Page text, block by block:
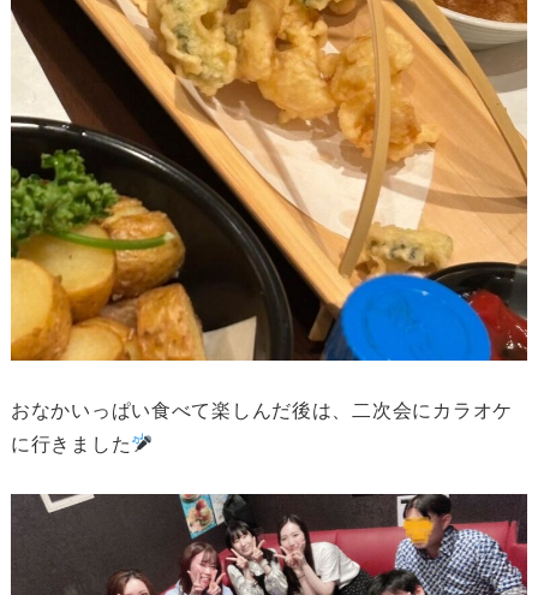
おなかいっぱい食べて楽しんだ後は、二次会にカラオケ
に行きました